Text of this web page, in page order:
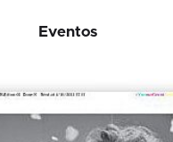
Eventos